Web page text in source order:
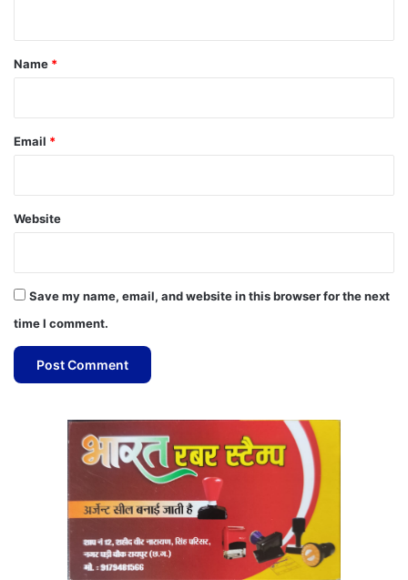
*
Name *
Email *
Website
Save my name, email, and website in this browser for the next
time I comment.